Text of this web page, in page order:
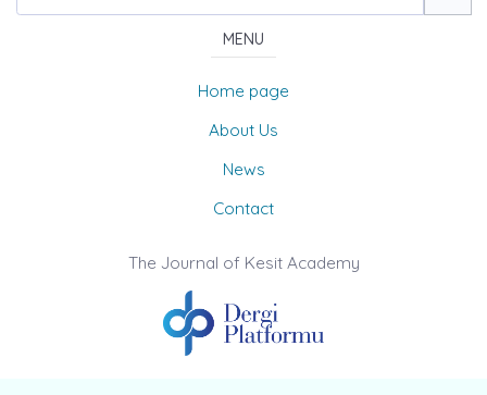
MENU
Home page
About Us
News
Contact
The Journal of Kesit Academy